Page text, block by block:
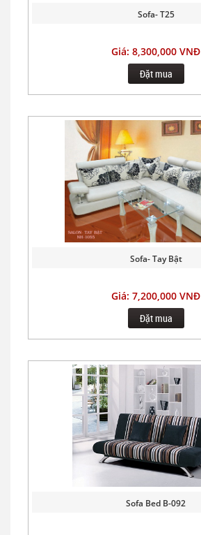
Sofa- T25
Giá: 8,300,000 VNĐ
Đặt mua
Sofa- Tay Bật
Giá: 7,200,000 VNĐ
Đặt mua
Sofa Bed B-092